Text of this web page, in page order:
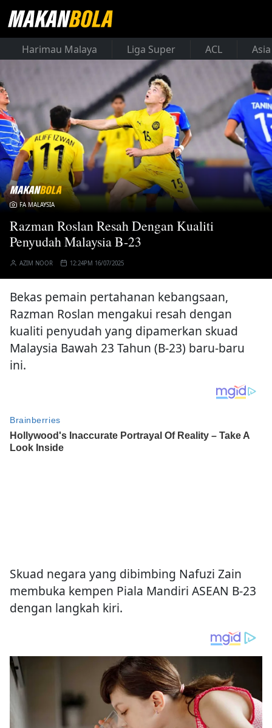
Harimau Malaya Liga Super ACL
FA MALAYSIA
Razman Roslan Resah Dengan Kualiti
Penyudah Malaysia B-23
AZIM NOOR 12:24PM 16/07/2025
Bekas pemain pertahanan kebangsaan,
Razman Roslan mengakui resah dengan
kualiti penyudah yang dipamerkan skuad
Malaysia Bawah 23 Tahun (B-23) baru-baru
ini.
Skuad negara yang dibimbing Nafuzi Zain
membuka kempen Piala Mandiri ASEAN B-23
dengan langkah kiri.